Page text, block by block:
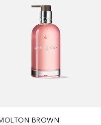
BROWN